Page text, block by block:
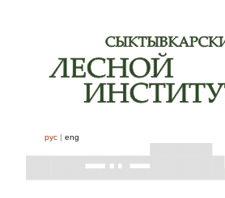
рус | eng